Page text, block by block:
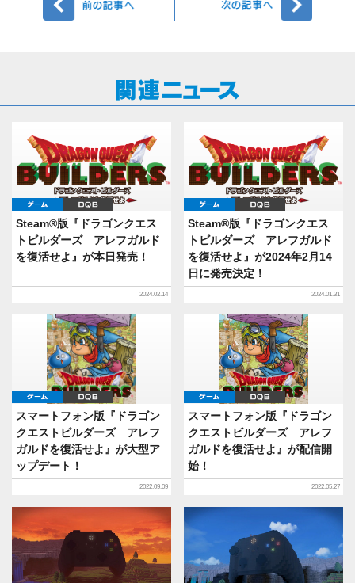
ゲーム DQB
Steam®版『ドラゴンクエス
トビルダーズ アレフガルド
を復活せよ』が本日発売！
2024.02.14
ゲーム DQB
Steam®版『ドラゴンクエス
トビルダーズ アレフガルド
を復活せよ』が2024年2月14
日に発売決定！
2024.01.31
ゲーム DQB
スマートフォン版『ドラゴン
クエストビルダーズ アレフ
ガルドを復活せよ』が大型ア
ップデート！
2022.09.09
ゲーム DQB
スマートフォン版『ドラゴン
クエストビルダーズ アレフ
ガルドを復活せよ』が配信開
始！
2022.05.27